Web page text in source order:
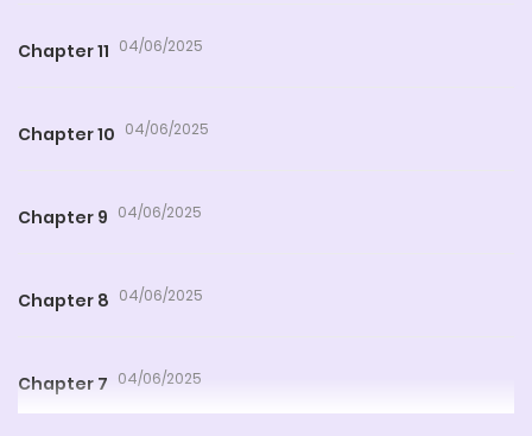
Chapter 11 04/06/2025
Chapter 10 04/06/2025
Chapter 9 04/06/2025
Chapter 8 04/06/2025
Chapter 7 04/06/2025